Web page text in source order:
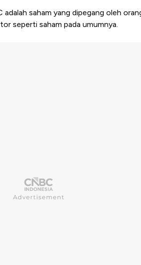
adalah saham yang dipegang oleh
seperti saham pada umumnya.